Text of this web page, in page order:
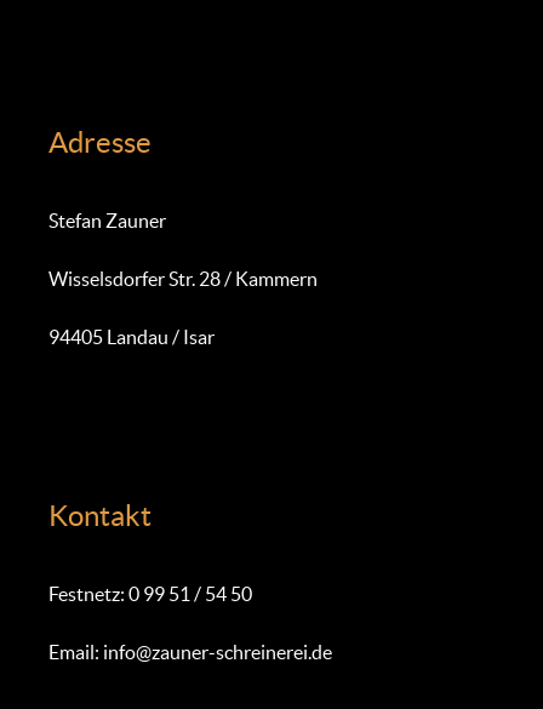
Adresse
Stefan Zauner
Wisselsdorfer Str. 28 / Kammern
94405 Landau / Isar
Kontakt
Festnetz: 0 99 51 / 54 50
Email: info@zauner-schreinerei.de